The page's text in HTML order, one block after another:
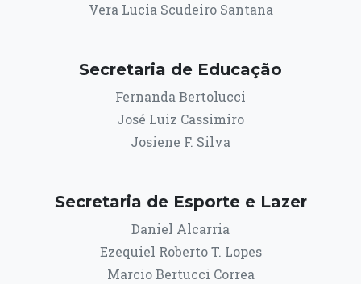
Vera Lucia Scudeiro Santana
Secretaria de Educação
Fernanda Bertolucci
José Luiz Cassimiro
Josiene F. Silva
Secretaria de Esporte e Lazer
Daniel Alcarria
Ezequiel Roberto T. Lopes
Marcio Bertucci Correa